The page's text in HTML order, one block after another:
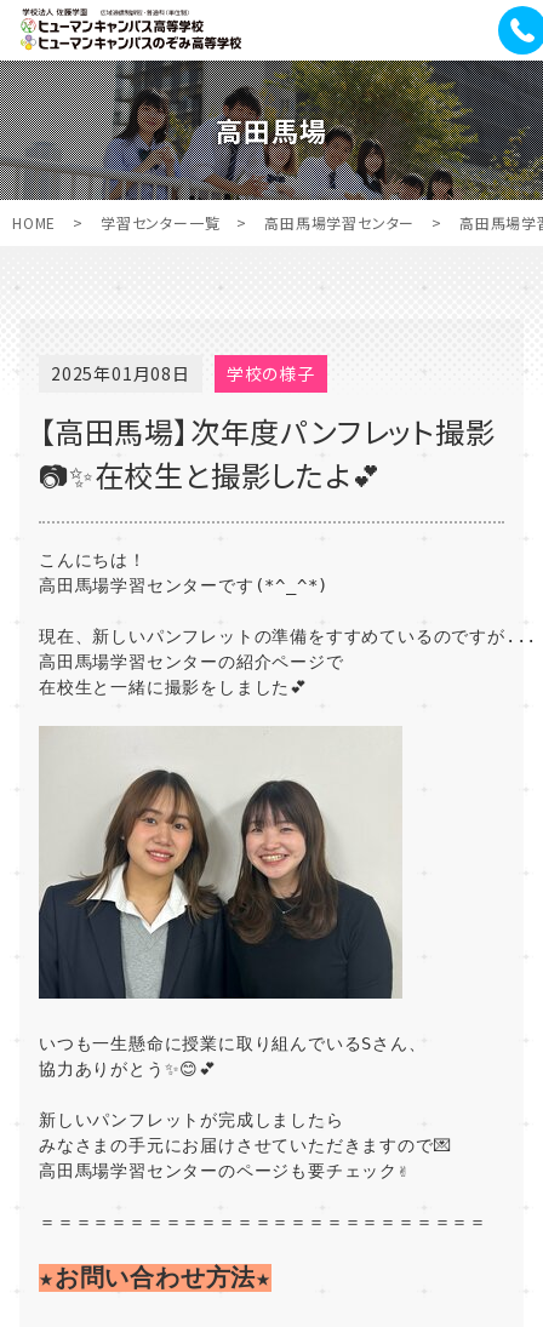
高田馬場
HOME > 学習センター一覧 > 高田馬場学習センター > 高田馬場学
2025年01月08日 学校の様子
【高田馬場】次年度パンフレット撮影
📷✨在校生と撮影したよ💕
こんにちは！
高田馬場学習センターです(*^_^*)
現在、新しいパンフレットの準備をすすめているのですが...
高田馬場学習センターの紹介ページで
在校生と一緒に撮影をしました💕
いつも一生懸命に授業に取り組んでいるSさん、
協力ありがとう✨😊💕
新しいパンフレットが完成しましたら
みなさまの手元にお届けさせていただきますので💌
高田馬場学習センターのページも要チェック✌
＝＝＝＝＝＝＝＝＝＝＝＝＝＝＝＝＝＝＝＝＝＝＝＝＝
★お問い合わせ方法★